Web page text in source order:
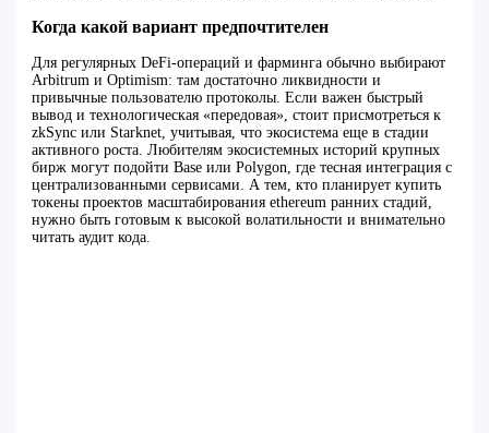
Когда какой вариант предпочтителен
Для регулярных DeFi‑операций и фарминга обычно выбирают
Arbitrum и Optimism: там достаточно ликвидности и
привычные пользователю протоколы. Если важен быстрый
вывод и технологическая «передовая», стоит присмотреться к
zkSync или Starknet, учитывая, что экосистема еще в стадии
активного роста. Любителям экосистемных историй крупных
бирж могут подойти Base или Polygon, где тесная интеграция с
централизованными сервисами. А тем, кто планирует купить
токены проектов масштабирования ethereum ранних стадий,
нужно быть готовым к высокой волатильности и внимательно
читать аудит кода.